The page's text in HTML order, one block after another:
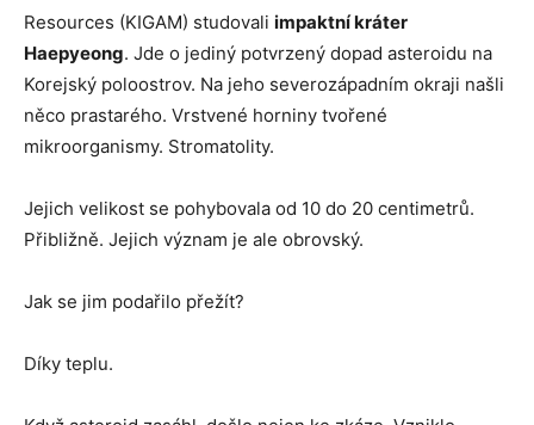
Resources (KIGAM) studovali impaktní kráter
Haepyeong. Jde o jediný potvrzený dopad asteroidu na
Korejský poloostrov. Na jeho severozápadním okraji našli
něco prastarého. Vrstvené horniny tvořené
mikroorganismy. Stromatolity.
Jejich velikost se pohybovala od 10 do 20 centimetrů.
Přibližně. Jejich význam je ale obrovský.
Jak se jim podařilo přežít?
Díky teplu.